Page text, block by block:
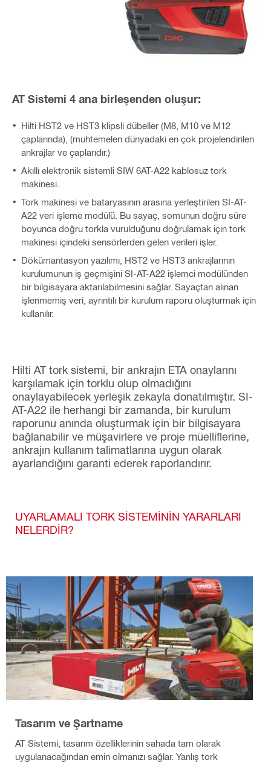
AT Sistemi 4 ana birleşenden oluşur:
Hilti HST2 ve HST3 klipsli dübeller (M8, M10 ve M12
çaplarında), (muhtemelen dünyadaki en çok projelendirilen
ankrajlar ve çaplarıdır.)
Akıllı elektronik sistemli SIW 6AT-A22 kablosuz tork
makinesi.
Tork makinesi ve bataryasının arasına yerleştirilen SI-AT-
A22 veri işleme modülü. Bu sayaç, somunun doğru süre
boyunca doğru torkla vurulduğunu doğrulamak için tork
makinesi içindeki sensörlerden gelen verileri işler.
Dökümantasyon yazılımı, HST2 ve HST3 ankrajlarının
kurulumunun iş geçmişini SI-AT-A22 işlemci modülünden
bir bilgisayara aktarılabilmesini sağlar. Sayaçtan alınan
işlenmemiş veri, ayrıntılı bir kurulum raporu oluşturmak için
kullanılır.
Hilti AT tork sistemi, bir ankrajın ETA onaylarını
karşılamak için torklu olup olmadığını
onaylayabilecek yerleşik zekayla donatılmıştır. SI-
AT-A22 ile herhangi bir zamanda, bir kurulum
raporunu anında oluşturmak için bir bilgisayara
bağlanabilir ve müşavirlere ve proje müelliflerine,
ankrajın kullanım talimatlarına uygun olarak
ayarlandığını garanti ederek raporlandırır.
UYARLAMALI TORK SİSTEMİNİN YARARLARI
NELERDİR?
Tasarım ve Şartname
AT Sistemi, tasarım özelliklerinin sahada tam olarak
uygulanacağından emin olmanızı sağlar. Yanlış tork